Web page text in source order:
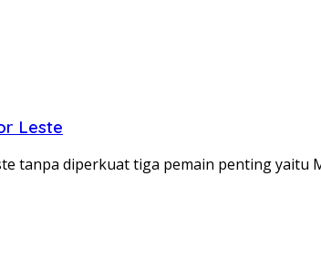
Leste
tanpa diperkuat tiga pemain penting yaitu